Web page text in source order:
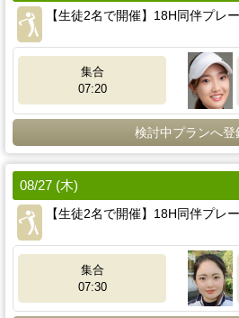
【生徒2名で開催】18H同伴プレ
集合
07:20
検討中プランへ登
08/27 (木)
【生徒2名で開催】18H同伴プ
集合
07:30